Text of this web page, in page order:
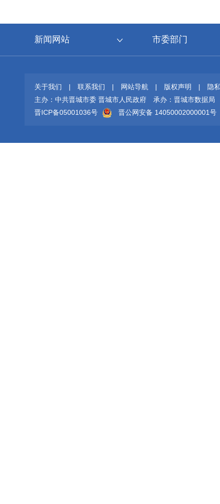
新闻网站 市委部门
关于我们 | 联系我们 | 网站导航 | 版权声明 |
隐
主办：中共晋城市委 晋城市人民政府
承办：晋城市数据局
晋ICP备05001036号
晋公网安备 14050002000001号